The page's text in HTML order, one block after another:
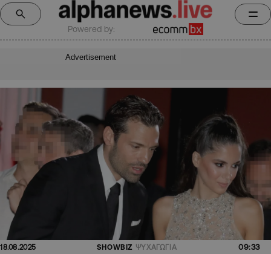
Powered by:
Advertisement
18.08.2025 SHOWBIZ ΨΥΧΑΓΩΓΙΑ 09:33